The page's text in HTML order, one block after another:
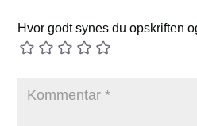
Hvor godt synes du opskriften